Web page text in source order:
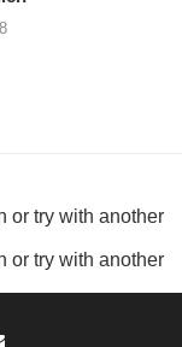
or try with another
or try with another